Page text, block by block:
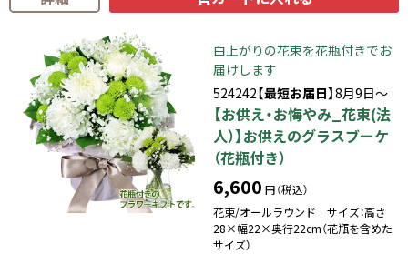
白上がりの花束を花瓶付きでお
届けします
524242【最短お届日】8月9日～
【お供え・お悔やみ_花束(法
人）】お供えのグラスブーケ
（花瓶付き）
6,600 円（税込）
花束/オールラウンド サイズ：高さ
28×幅22×奥行22cm（花瓶を含めた
サイズ）